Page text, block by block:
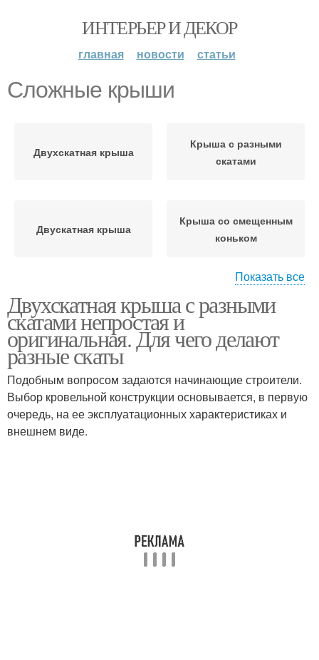
ИНТЕРЬЕР И ДЕКОР
главная новости статьи
Сложные крыши
Двухскатная крыша
Крыша с разными
скатами
Двускатная крыша
Крыша со смещенным
коньком
скатами
Двухскатные крыши
Крыша с разными
углами
Сложная крыша
Показать все
Двухскатная крыша с разными
скатами непростая и
оригинальная. Для чего делают
разные скаты
Подобным вопросом задаются начинающие строители.
Выбор кровельной конструкции основывается, в первую
очередь, на ее эксплуатационных характеристиках и
внешнем виде.